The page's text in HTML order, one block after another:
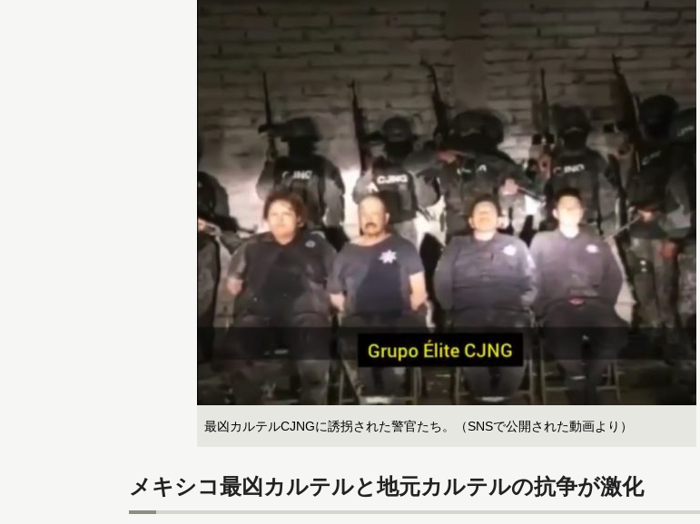
最凶カルテルCJNGに誘拐された警官たち。（SNSで公開された動画より）
メキシコ最凶カルテルと地元カルテルの抗争が激化